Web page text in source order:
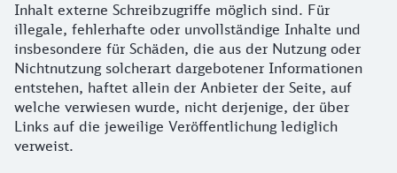
Inhalt externe Schreibzugriffe möglich sind. Für
illegale, fehlerhafte oder unvollständige Inhalte und
insbesondere für Schäden, die aus der Nutzung oder
Nichtnutzung solcherart dargebotener Informationen
entstehen, haftet allein der Anbieter der Seite, auf
welche verwiesen wurde, nicht derjenige, der über
Links auf die jeweilige Veröffentlichung lediglich
verweist.